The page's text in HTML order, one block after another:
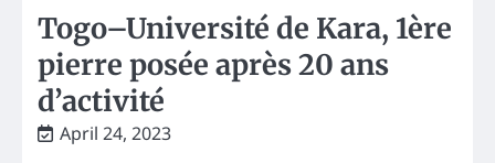
Togo–Université de Kara, 1ère
pierre posée après 20 ans
d’activité
April 24, 2023